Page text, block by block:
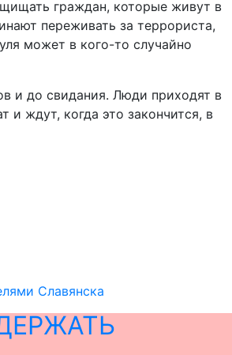
граждан, которые живут в
переживать за террориста,
может в кого-то случайно
и до свидания. Люди приходят в
и ждут, когда это закончится, в
Славянска